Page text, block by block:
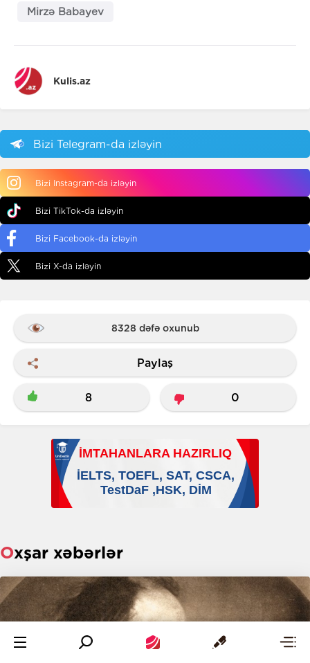
Mirzə Babayev
Kulis.az
Bizi Telegram-da izləyin
Bizi Instagram-da izləyin
Bizi TikTok-da izləyin
Bizi Facebook-da izləyin
Bizi X-da izləyin
8328 dəfə oxunub
Paylaş
8 0
Oxşar xəbərlər